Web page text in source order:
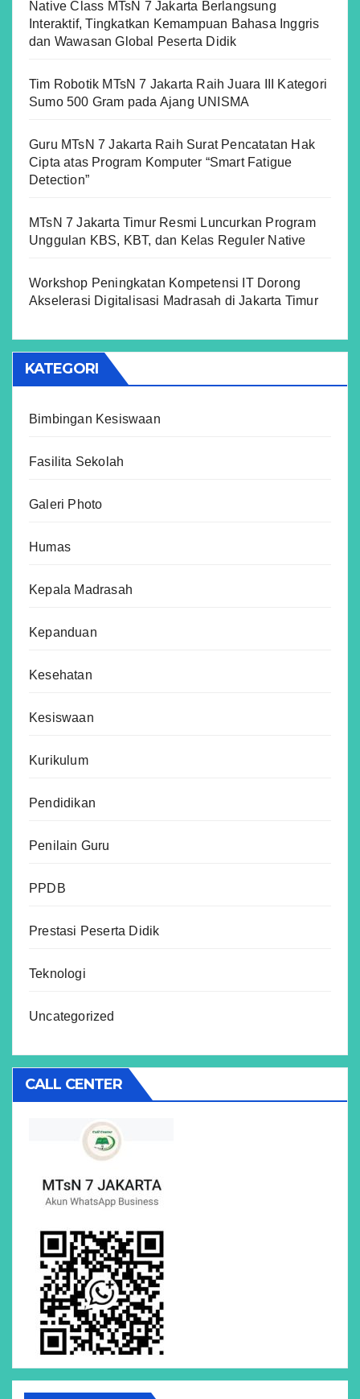
Native Class MTsN 7 Jakarta Berlangsung
Interaktif, Tingkatkan Kemampuan Bahasa Inggris
dan Wawasan Global Peserta Didik
Tim Robotik MTsN 7 Jakarta Raih Juara III Kategori
Sumo 500 Gram pada Ajang UNISMA
Guru MTsN 7 Jakarta Raih Surat Pencatatan Hak
Cipta atas Program Komputer “Smart Fatigue
Detection”
MTsN 7 Jakarta Timur Resmi Luncurkan Program
Unggulan KBS, KBT, dan Kelas Reguler Native
Workshop Peningkatan Kompetensi IT Dorong
Akselerasi Digitalisasi Madrasah di Jakarta Timur
KATEGORI
Bimbingan Kesiswaan
Fasilita Sekolah
Galeri Photo
Humas
Kepala Madrasah
Kepanduan
Kesehatan
Kesiswaan
Kurikulum
Pendidikan
Penilain Guru
PPDB
Prestasi Peserta Didik
Teknologi
Uncategorized
CALL CENTER